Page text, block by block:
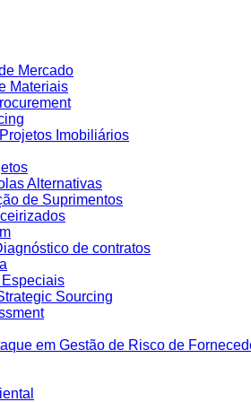
Mercado
Materiais
Imobiliários
Alternativas
de Suprimentos
de contratos
Sourcing
em Gestão de Risco de